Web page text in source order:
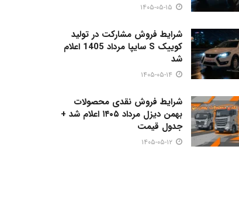
شرایط فروش مشارکت در تولید
کوییک S سایپا مرداد 1405 اعلام
شد
شرایط فروش نقدی محصولات
بهمن دیزل مرداد ۱۴۰۵ اعلام شد +
جدول قیمت